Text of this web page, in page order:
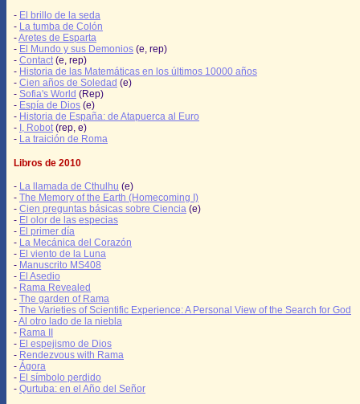
- El brillo de la seda
- La tumba de Colón
-Aretes de Esparta
- El Mundo y sus Demonios (e, rep)
- Contact (e, rep)
- Historia de las Matemáticas en los últimos 10000 años
- Cien años de Soledad (e)
- Sofia's World (Rep)
- Espía de Dios (e)
- Historia de España: de Atapuerca al Euro
- I, Robot (rep, e)
- La traición de Roma
Libros de 2010
- La llamada de Cthulhu (e)
- The Memory of the Earth (Homecoming I)
- Cien preguntas básicas sobre Ciencia (e)
- El olor de las especias
- El primer día
- La Mecánica del Corazón
- El viento de la Luna
- Manuscrito MS408
- El Asedio
- Rama Revealed
- The garden of Rama
- The Varieties of Scientific Experience: A Personal View of the Search for God
-Al otro lado de la niebla
- Rama II
- El espejismo de Dios
- Rendezvous with Rama
- Ágora
- El símbolo perdido
- Qurtuba: en el Año del Señor